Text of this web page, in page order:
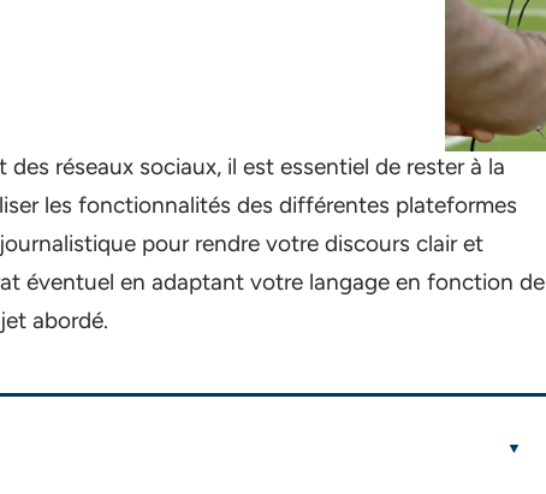
réseaux sociaux, il est essentiel de rester à la
les fonctionnalités des différentes plateformes
pour rendre votre discours clair et
éventuel en adaptant votre langage en fonction de
abordé.